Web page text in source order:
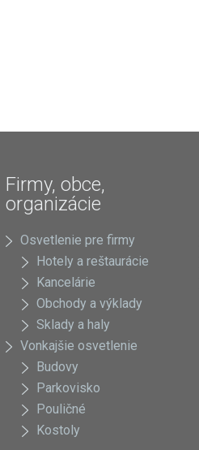
Firmy, obce,
organizácie
Osvetlenie pre firmy
Hotely a reštaurácie
Kancelárie
Obchody a výklady
Sklady a haly
Vonkajšie osvetlenie
Budovy
Parkovisko
Pouličné
Kostoly